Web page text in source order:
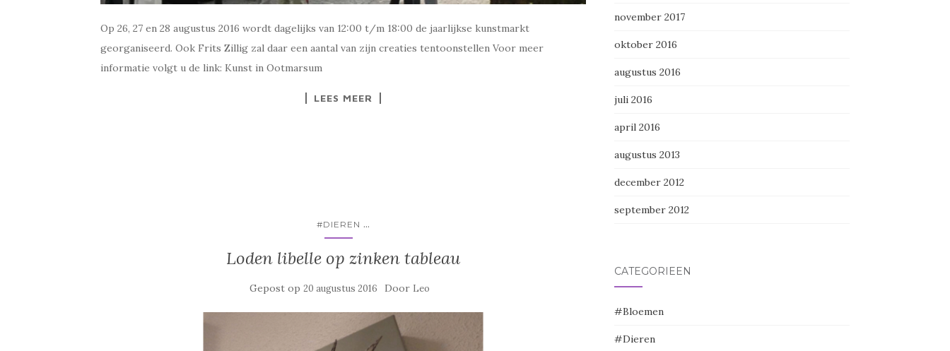
Op 26, 27 en 28 augustus 2016 wordt dagelijks van 12:00 t/m 18:00 de jaarlijkse kunstmarkt
georganiseerd. Ook Frits Zillig zal daar een aantal van zijn creaties tentoonstellen Voor meer
informatie volgt u de link: Kunst in Ootmarsum
LEES MEER
#DIEREN ...
Loden libelle op zinken tableau
Gepost op 20 augustus 2016 Door Leo
november 2017
oktober 2016
augustus 2016
juli 2016
april 2016
augustus 2013
december 2012
september 2012
CATEGORIEËN
#Bloemen
#Dieren